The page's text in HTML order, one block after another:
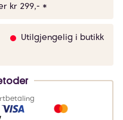
kr 299,- *
Utilgjengelig i butikk